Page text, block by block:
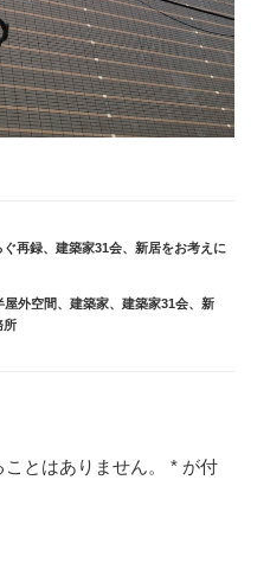
ぐ再録、 建築家31会、 新居をお考えに
屋外空間、 建築家、 建築家31会、 新
所
とはありません。 * が付